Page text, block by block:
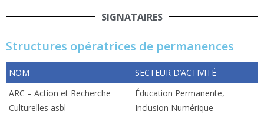
SIGNATAIRES
Structures opératrices de permanences
NOM
SECTEUR D’ACTIVITÉ
ARC – Action et Recherche
Culturelles asbl
Éducation Permanente,
Inclusion Numérique